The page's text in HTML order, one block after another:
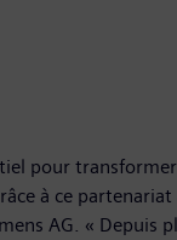
pour
à ce partenariat
AG. « Depuis